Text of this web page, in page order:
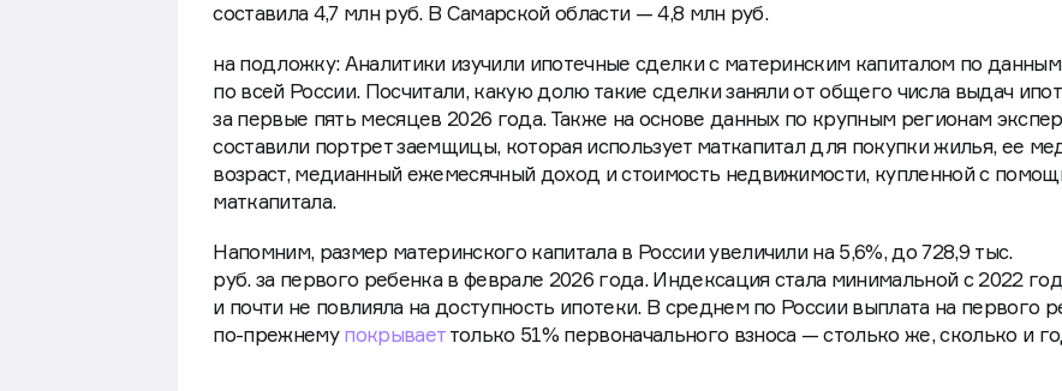
составила 4,7 млн руб. В Самарской области — 4,8 млн руб.
на подложку: Аналитики изучили ипотечные сделки с материнским капиталом по
по всей России. Посчитали, какую долю такие сделки заняли от общего числа выдач
за первые пять месяцев 2026 года. Также на основе данных по крупным регионам
составили портрет заемщицы, которая использует маткапитал для покупки жилья, ее
возраст, медианный ежемесячный доход и стоимость недвижимости, купленной с
маткапитала.
Напомним, размер материнского капитала в России увеличили на 5,6%, до 728,9 тыс.
руб. за первого ребенка в феврале 2026 года. Индексация стала минимальной с 2022
и почти не повлияла на доступность ипотеки. В среднем по России выплата на первого
по-прежнему покрываеттолько 51% первоначального взноса — столько же, сколько и